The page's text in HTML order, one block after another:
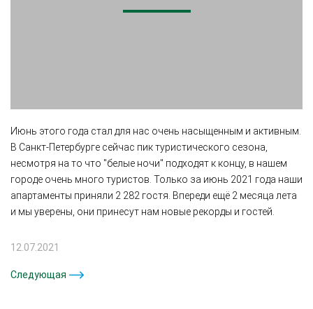
Июнь этого года стал для нас очень насыщенным и активным.
В Санкт-Петербурге сейчас пик туристического сезона,
несмотря на то что "белые ночи" подходят к концу, в нашем
городе очень много туристов. Только за июнь 2021 года наши
апартаменты приняли 2 282 гостя. Впереди ещё 2 месяца лета
и мы уверены, они принесут нам новые рекорды и гостей.
12.07.2021
Следующая